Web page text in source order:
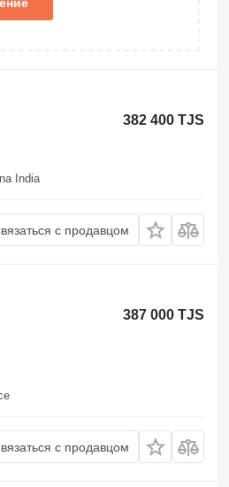
382 400 TJS
India
с продавцом
387 000 TJS
с продавцом